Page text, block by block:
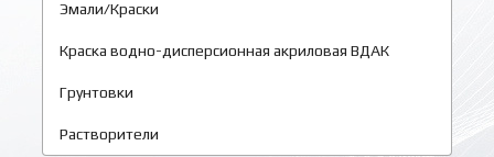
Эмали/Краски
Краска водно-дисперсионная акриловая ВДАК
Грунтовки
Растворители